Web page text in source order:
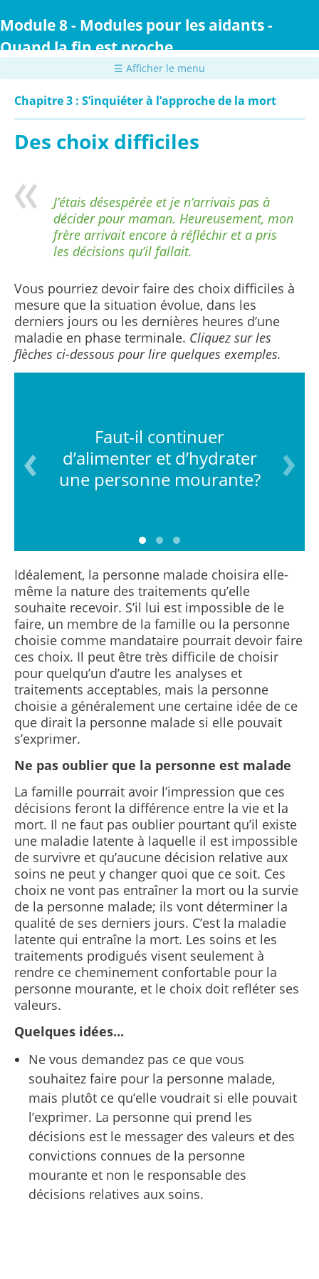
au
principal
Module 8 - Modules pour les aidants -
Quand la fin est proche
☰ Afficher le menu
Chapitre 3 : S’inquiéter à l’approche de la mort
Des choix difficiles
J’étais désespérée et je n’arrivais pas à
décider pour maman. Heureusement, mon
frère arrivait encore à réfléchir et a pris
les décisions qu’il fallait.
Vous pourriez devoir faire des choix difficiles à
mesure que la situation évolue, dans les
derniers jours ou les dernières heures d’une
maladie en phase terminale. Cliquez sur les
flèches ci-dessous pour lire quelques exemples.
Faut-il continuer
d’alimenter et d’hydrater
une personne mourante?
Idéalement, la personne malade choisira elle-
même la nature des traitements qu’elle
souhaite recevoir. S’il lui est impossible de le
faire, un membre de la famille ou la personne
choisie comme mandataire pourrait devoir faire
ces choix. Il peut être très difficile de choisir
pour quelqu’un d’autre les analyses et
traitements acceptables, mais la personne
choisie a généralement une certaine idée de ce
que dirait la personne malade si elle pouvait
s’exprimer.
Ne pas oublier que la personne est malade
La famille pourrait avoir l’impression que ces
décisions feront la différence entre la vie et la
mort. Il ne faut pas oublier pourtant qu’il existe
une maladie latente à laquelle il est impossible
de survivre et qu’aucune décision relative aux
soins ne peut y changer quoi que ce soit. Ces
choix ne vont pas entraîner la mort ou la survie
de la personne malade; ils vont déterminer la
qualité de ses derniers jours. C’est la maladie
latente qui entraîne la mort. Les soins et les
traitements prodigués visent seulement à
rendre ce cheminement confortable pour la
personne mourante, et le choix doit refléter ses
valeurs.
Quelques idées...
Ne vous demandez pas ce que vous
souhaitez faire pour la personne malade,
mais plutôt ce qu’elle voudrait si elle pouvait
l’exprimer. La personne qui prend les
décisions est le messager des valeurs et des
convictions connues de la personne
mourante et non le responsable des
décisions relatives aux soins.